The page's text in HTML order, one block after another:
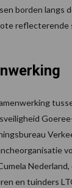
borden langs
reflecterende
en tuinders